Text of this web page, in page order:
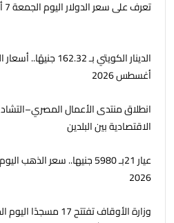
تعرف على سعر الدولار اليوم الجمعة 7 أغسطس 2026
أغسطس 2026
انطلاق منتدى الأعمال
الاقتصادية بين البلدين
2026
وزارة الأوقاف تفتتح